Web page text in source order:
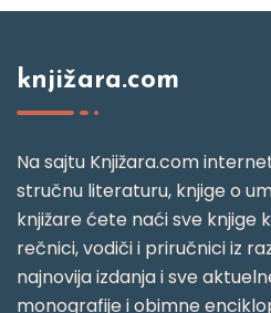
knjižara.com
Na sajtu Knjižara.com
stručnu literaturu, knjige o
knjižare ćete naći sve knjige
rečnici, vodiči i priručnici iz
najnovija izdanja i sve
monografije i obimne